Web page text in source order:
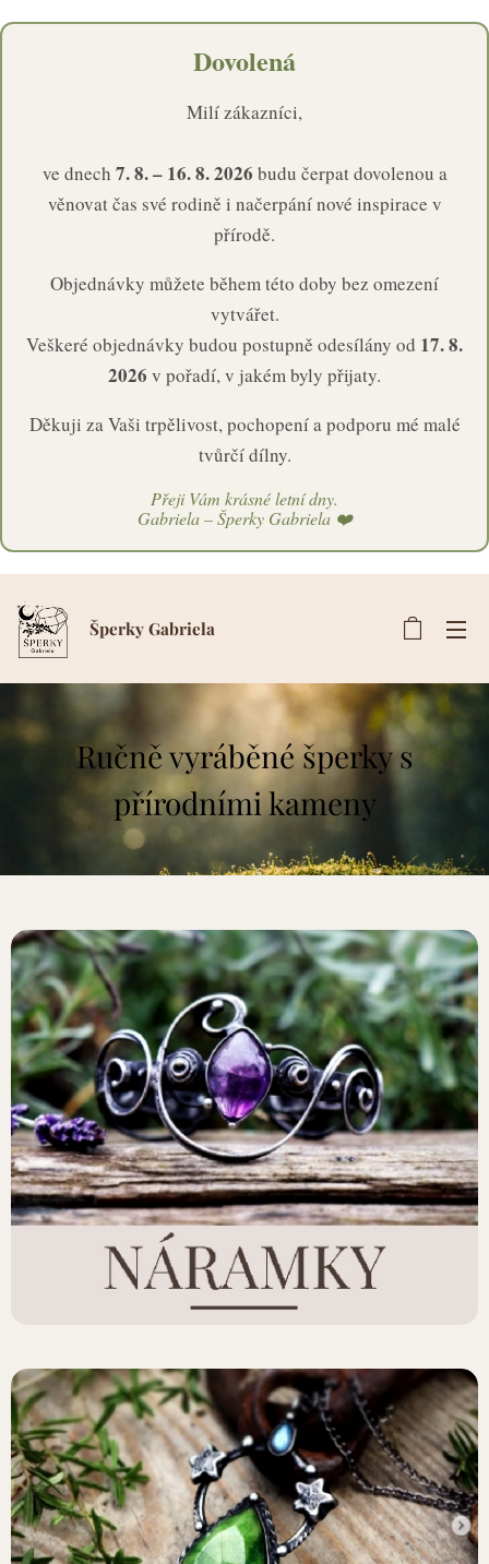
Dovolená
Milí zákazníci,
ve dnech 7. 8. – 16. 8. 2026 budu čerpat dovolenou a
věnovat čas své rodině i načerpání nové inspirace v
přírodě.
Objednávky můžete během této doby bez omezení
vytvářet.
Veškeré objednávky budou postupně odesílány od 17. 8.
2026 v pořadí, v jakém byly přijaty.
Děkuji za Vaši trpělivost, pochopení a podporu mé malé
tvůrčí dílny.
Přeji Vám krásné letní dny.
Gabriela – Šperky Gabriela ❤️
Šperky Gabriela
Ručně vyráběné šperky s
přírodními kameny